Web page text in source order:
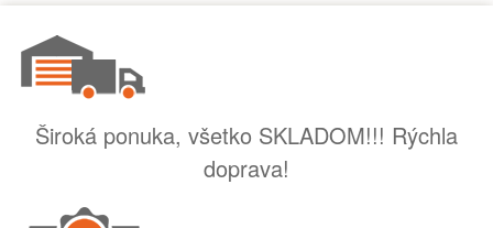
Široká ponuka, všetko SKLADOM!!! Rýchla
doprava!